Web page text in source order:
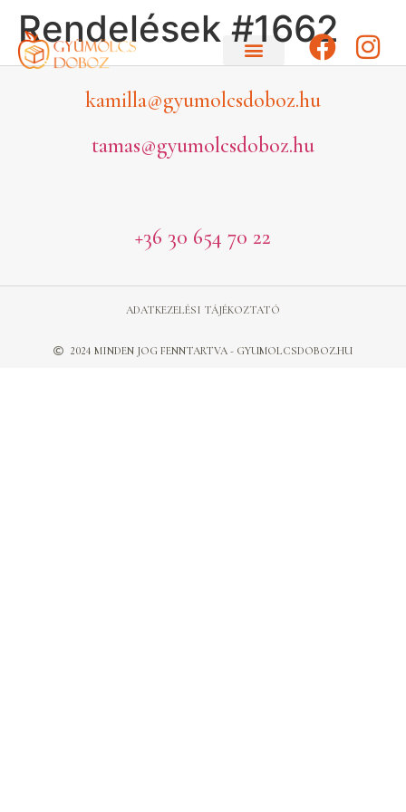
Rendelések #1662
kamilla@gyumolcsdoboz.hu
tamas@gyumolcsdoboz.hu
+36 30 654 70 22
2024 MINDEN JOG FENNTARTVA - GYUMOLCSDOBOZ.HU
ADATKEZELÉSI TÁJÉKOZTATÓ